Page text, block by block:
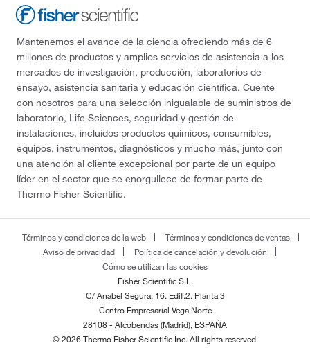
Mantenemos el avance de la ciencia ofreciendo más de 6
millones de productos y amplios servicios de asistencia a los
mercados de investigación, producción, laboratorios de
ensayo, asistencia sanitaria y educación científica. Cuente
con nosotros para una selección inigualable de suministros de
laboratorio, Life Sciences, seguridad y gestión de
instalaciones, incluidos productos químicos, consumibles,
equipos, instrumentos, diagnósticos y mucho más, junto con
una atención al cliente excepcional por parte de un equipo
líder en el sector que se enorgullece de formar parte de
Thermo Fisher Scientific.
Términos y condiciones de la web
Términos y condiciones de ventas
Aviso de privacidad
Política de cancelación y devolución
Cómo se utilizan las cookies
Fisher Scientific S.L.
C/ Anabel Segura, 16. Edif.2. Planta 3
Centro Empresarial Vega Norte
28108 - Alcobendas (Madrid), ESPAÑA
© 2026 Thermo Fisher Scientific Inc. All rights reserved.